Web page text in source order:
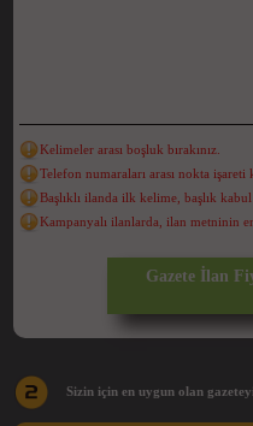
Kelimeler arası boşluk bırakınız.
Telefon numaraları arası nokta
Başlıklı ilanda ilk kelime, başlık
Kampanyalı ilanlarda, ilan metninin
Gazete İlan
Sizin için en uygun olan